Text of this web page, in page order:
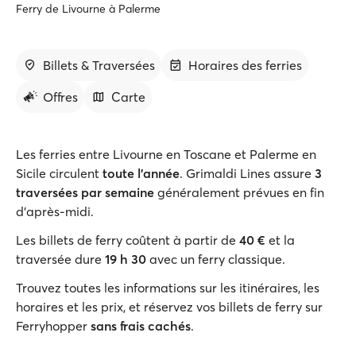
Ferry de Livourne à Palerme
Billets & Traversées
Horaires des ferries
Offres
Carte
Les ferries entre Livourne en Toscane et Palerme en
Sicile circulent toute l'année. Grimaldi Lines assure 3
traversées par semaine généralement prévues en fin
d'après-midi.
Les billets de ferry coûtent à partir de 40 € et la
traversée dure 19 h 30 avec un ferry classique.
Trouvez toutes les informations sur les itinéraires, les
horaires et les prix, et réservez vos billets de ferry sur
Ferryhopper sans frais cachés.